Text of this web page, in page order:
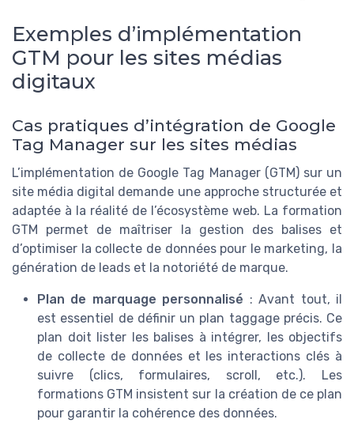
Exemples d’implémentation
GTM pour les sites médias
digitaux
Cas pratiques d’intégration de Google
Tag Manager sur les sites médias
L’implémentation de Google Tag Manager (GTM) sur un
site média digital demande une approche structurée et
adaptée à la réalité de l’écosystème web. La formation
GTM permet de maîtriser la gestion des balises et
d’optimiser la collecte de données pour le marketing, la
génération de leads et la notoriété de marque.
Plan de marquage personnalisé : Avant tout, il
est essentiel de définir un plan taggage précis. Ce
plan doit lister les balises à intégrer, les objectifs
de collecte de données et les interactions clés à
suivre (clics, formulaires, scroll, etc.). Les
formations GTM insistent sur la création de ce plan
pour garantir la cohérence des données.